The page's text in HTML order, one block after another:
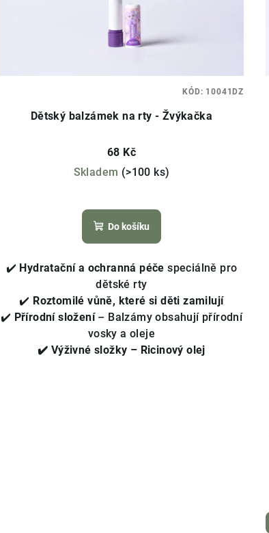
Dětský balzámek na rty - Žvýkačka
68 Kč
Skladem (>100 ks)
hodnocení
produktu
je
5,0
z
5
hvězdiček.
Do košíku
✔️ Hydratační a ochranná péče speciálně pro
dětské rty
✔️ Roztomilé vůně, které si děti zamilují
✔️ Přírodní složení– Balzámy obsahují přírodní
vosky a oleje
✔️ Výživné složky – Ricinový olej
KÓD: 10041DZ